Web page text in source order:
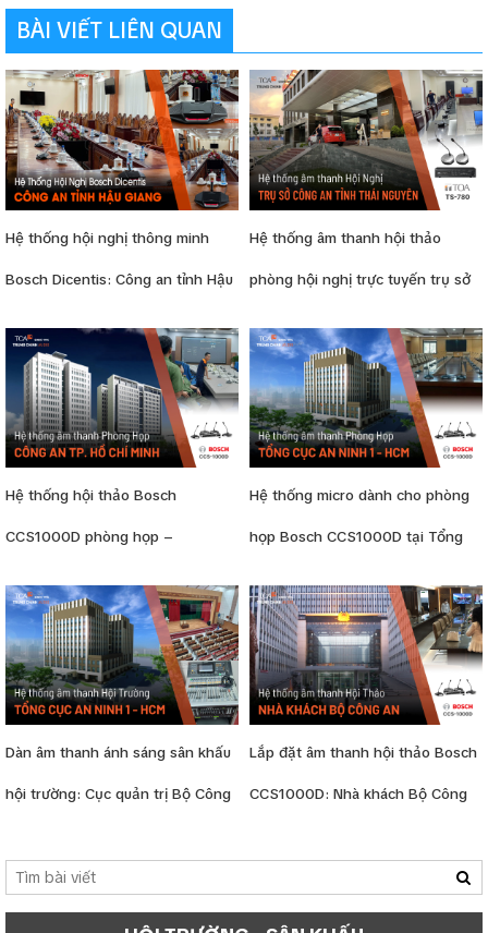
BÀI VIẾT LIÊN QUAN
Hệ thống hội nghị thông minh
Bosch Dicentis: Công an tỉnh Hậu
Hệ thống âm thanh hội thảo
phòng hội nghị trực tuyến trụ sở
Hệ thống hội thảo Bosch
CCS1000D phòng họp –
Hệ thống micro dành cho phòng
họp Bosch CCS1000D tại Tổng
Dàn âm thanh ánh sáng sân khấu
hội trường: Cục quản trị Bộ Công
Lắp đặt âm thanh hội thảo Bosch
CCS1000D: Nhà khách Bộ Công